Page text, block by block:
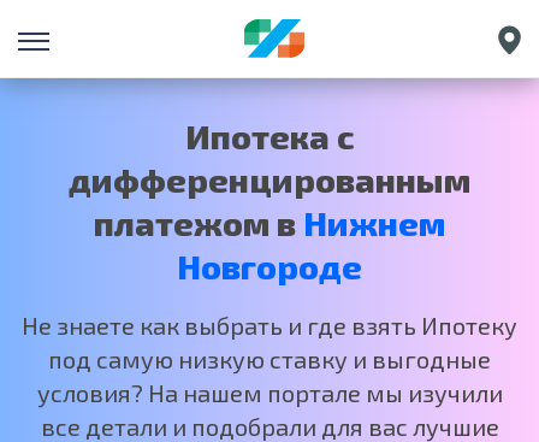
Санкт-Петербург
Москва
Ипотека с
дифференцированным
платежом в Нижнем
Новгороде
Не знаете как выбрать и где взять Ипотеку
под самую низкую ставку и выгодные
условия? На нашем портале мы изучили
все детали и подобрали для вас лучшие